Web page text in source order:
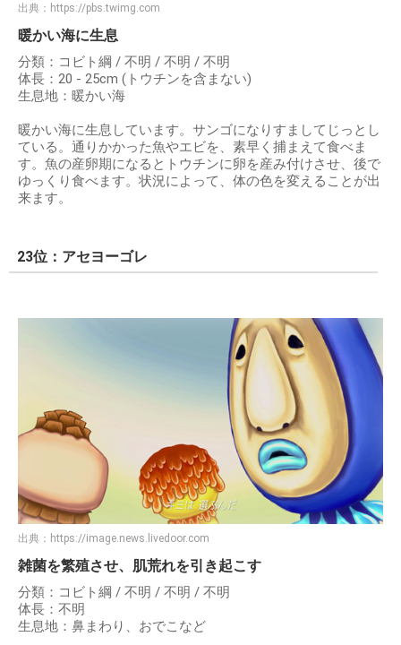
出典： https://pbs.twimg.com
暖かい海に生息
分類：コビト綱 / 不明 / 不明 / 不明
体長：20 - 25cm (トウチンを含まない)
生息地：暖かい海
暖かい海に生息しています。サンゴになりすましてじっとし
ている。通りかかった魚やエビを、素早く捕まえて食べま
す。魚の産卵期になるとトウチンに卵を産み付けさせ、後で
ゆっくり食べます。状況によって、体の色を変えることが出
来ます。
23位：アセヨーゴレ
出典： https://image.news.livedoor.com
雑菌を繁殖させ、肌荒れを引き起こす
分類：コビト綱 / 不明 / 不明 / 不明
体長：不明
生息地：鼻まわり、おでこなど